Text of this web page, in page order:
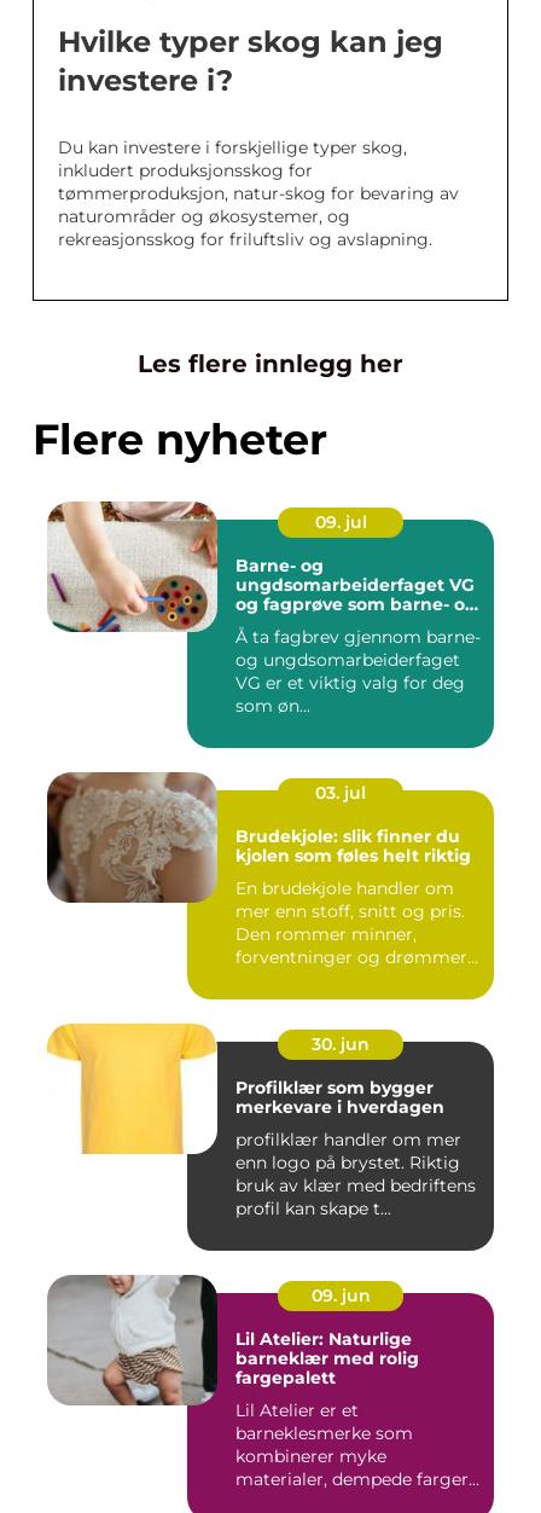
Hvilke typer skog kan jeg
investere i?
Du kan investere i forskjellige typer skog,
inkludert produksjonsskog for
tømmerproduksjon, natur-skog for bevaring av
naturområder og økosystemer, og
rekreasjonsskog for friluftsliv og avslapning.
Les flere innlegg her
Flere nyheter
09. jul
Barne- og
ungdsomarbeiderfaget VG
og fagprøve som barne- og
ungdomsarbeider
Å ta fagbrev gjennom barne-
og ungdsomarbeiderfaget
VG er et viktig valg for deg
som øn...
03. jul
Brudekjole: slik finner du
kjolen som føles helt riktig
En brudekjole handler om
mer enn stoff, snitt og pris.
Den rommer minner,
forventninger og drømmer
30. jun
Profilklær som bygger
merkevare i hverdagen
profilklær handler om mer
enn logo på brystet. Riktig
bruk av klær med bedriftens
profil kan skape t...
09. jun
Lil Atelier: Naturlige
barneklær med rolig
fargepalett
Lil Atelier er et
barneklesmerke som
kombinerer myke
materialer, dempede farger